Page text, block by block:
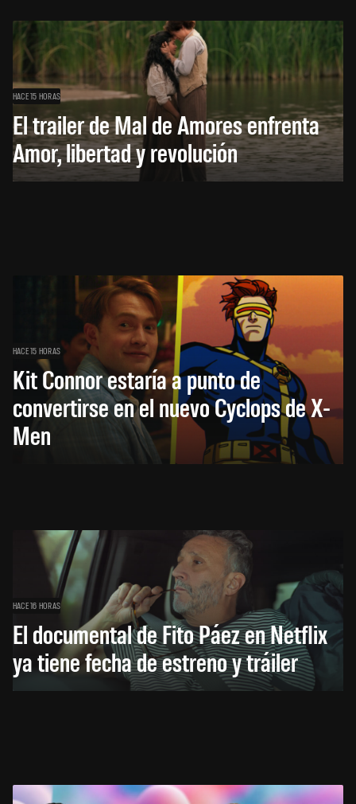
HACE 15 HORAS
El trailer de Mal de Amores enfrenta
Amor, libertad y revolución
HACE 15 HORAS
Kit Connor estaría a punto de
convertirse en el nuevo Cyclops de X-
Men
HACE 16 HORAS
El documental de Fito Páez en Netflix
ya tiene fecha de estreno y tráiler